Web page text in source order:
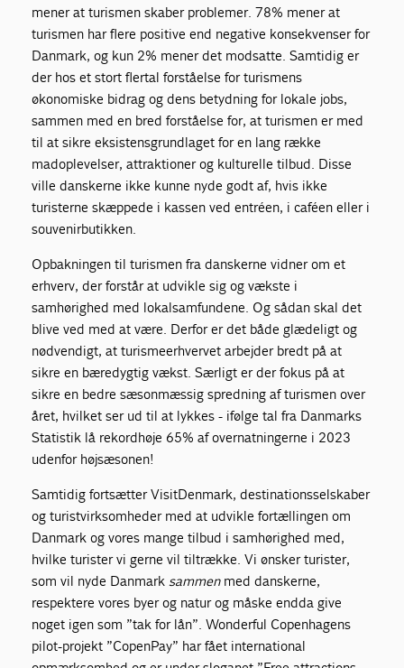
mener at turismen skaber problemer. 78% mener at
turismen har flere positive end negative konsekvenser for
Danmark, og kun 2% mener det modsatte. Samtidig er
der hos et stort flertal forståelse for turismens
økonomiske bidrag og dens betydning for lokale jobs,
sammen med en bred forståelse for, at turismen er med
til at sikre eksistensgrundlaget for en lang række
madoplevelser, attraktioner og kulturelle tilbud. Disse
ville danskerne ikke kunne nyde godt af, hvis ikke
turisterne skæppede i kassen ved entréen, i caféen eller i
souvenirbutikken.
Opbakningen til turismen fra danskerne vidner om et
erhverv, der forstår at udvikle sig og vækste i
samhørighed med lokalsamfundene. Og sådan skal det
blive ved med at være. Derfor er det både glædeligt og
nødvendigt, at turismeerhvervet arbejder bredt på at
sikre en bæredygtig vækst. Særligt er der fokus på at
sikre en bedre sæsonmæssig spredning af turismen over
året, hvilket ser ud til at lykkes - ifølge tal fra Danmarks
Statistik lå rekordhøje 65% af overnatningerne i 2023
udenfor højsæsonen!
Samtidig fortsætter VisitDenmark, destinationsselskaber
og turistvirksomheder med at udvikle fortællingen om
Danmark og vores mange tilbud i samhørighed med,
hvilke turister vi gerne vil tiltrække. Vi ønsker turister,
som vil nyde Danmarksammenmed danskerne,
respektere vores byer og natur og måske endda give
noget igen som ”tak for lån”. Wonderful Copenhagens
pilot-projekt ”CopenPay” har fået international